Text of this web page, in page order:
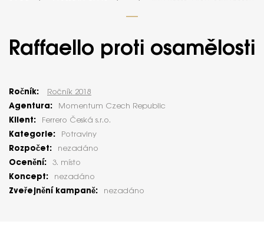
Raffaello proti osamělosti
Ročník: Ročník 2018
Agentura: Momentum Czech Republic
Klient: Ferrero Česká s.r.o.
Kategorie: Potraviny
Rozpočet: nezadáno
Ocenění: 3. místo
Koncept: nezadáno
Zveřejnění kampaně: nezadáno